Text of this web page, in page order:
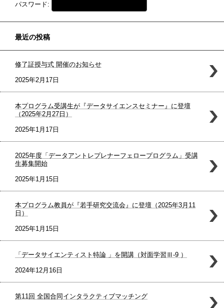
パスワード:
最近の投稿
修了証授与式 開催のお知らせ
2025年2月17日
本プログラム受講生が『データサイエンスセミナー』に登壇
（2025年2月27日）
2025年1月17日
2025年度「データアントレプレナーフェロープログラム」受講
生募集開始
2025年1月15日
本プログラム教員が『若手研究交流会』に登壇（2025年3月11
日）
2025年1月15日
「データサイエンティスト特論 」を開講（対面学習Ⅲ-9 ）
2024年12月16日
第11回 全国合同インタラクティブマッチング